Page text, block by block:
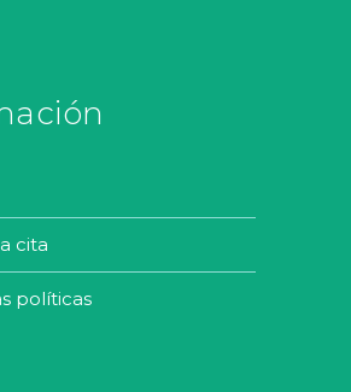
cita
políticas